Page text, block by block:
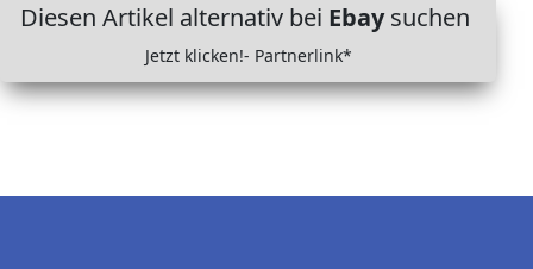
Diesen Artikel alternativ bei Ebaysuchen
Jetzt klicken!- Partnerlink*